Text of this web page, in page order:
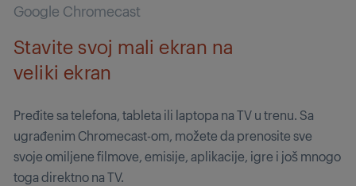
Google Chromecast
Stavite svoj mali ekran na
veliki ekran
Pređite sa telefona, tableta ili laptopa na TV u trenu. Sa
ugrađenim Chromecast-om, možete da prenosite sve
svoje omiljene filmove, emisije, aplikacije, igre i još mnogo
toga direktno na TV.